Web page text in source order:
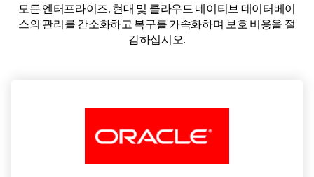
모든 엔터프라이즈, 현대 및 클라우드 네이티브 데이터베이
스의 관리를 간소화하고 복구를 가속화하며 보호 비용을 절
감하십시오.